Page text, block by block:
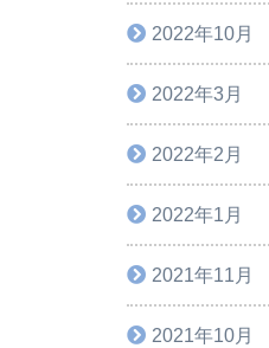
2022年10月
2022年3月
2022年2月
2022年1月
2021年11月
2021年10月